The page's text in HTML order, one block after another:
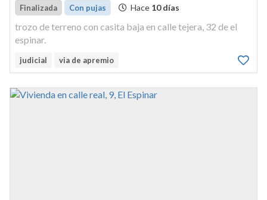
Finalizada Con pujas Hace 10 días
trozo de terreno con casita baja en calle tejera, 32 de el
espinar.
judicial via de apremio